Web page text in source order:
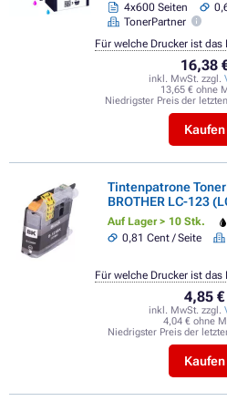
4x600 Seiten
TonerPartner
16,38
inkl. MwSt. zzgl.
13,65 € ohne
Niedrigster Preis der
Kaufen
Für welche Drucker ist das
Tintenpatrone
BROTHER LC-123
Auf Lager > 10 Stk.
0,81 Cent / Seite
4,85 €
inkl. MwSt. zzgl.
4,04 € ohne
Niedrigster Preis der
Kaufen
Für welche Drucker ist das